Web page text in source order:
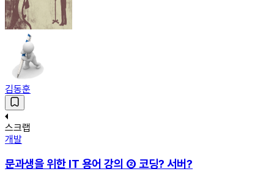
김동훈
스크랩
개발
문과생을 위한 IT 용어 강의 ② 코딩? 서버?